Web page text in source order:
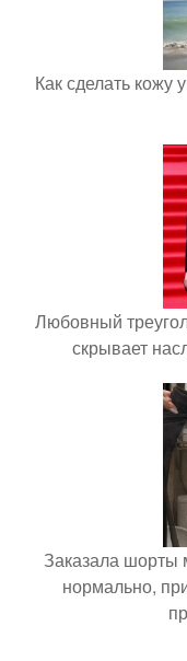
Как сделать кожу
Любовный
скрывает
Заказала шорты
нормально,